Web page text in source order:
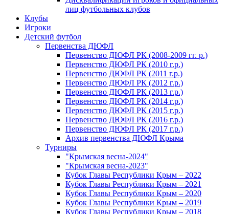
лиц футбольных клубов
Клубы
Игроки
Детский футбол
Первенства ДЮФЛ
Первенство ДЮФЛ РК (2008-2009 гг. р.)
Первенство ДЮФЛ РК (2010 г.р.)
Первенство ДЮФЛ РК (2011 г.р.)
Первенство ДЮФЛ РК (2012 г.р.)
Первенство ДЮФЛ РК (2013 г.р.)
Первенство ДЮФЛ РК (2014 г.р.)
Первенство ДЮФЛ РК (2015 г.р.)
Первенство ДЮФЛ РК (2016 г.р.)
Первенство ДЮФЛ РК (2017 г.р.)
Архив первенства ДЮФЛ Крыма
Турниры
"Крымская весна-2024"
"Крымская весна-2023"
Кубок Главы Республики Крым – 2022
Кубок Главы Республики Крым – 2021
Кубок Главы Республики Крым – 2020
Кубок Главы Республики Крым – 2019
Кубок Главы Республики Крым – 2018